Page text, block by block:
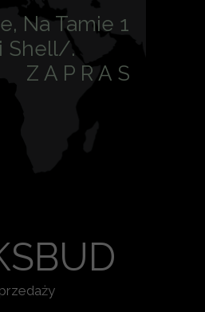
Na Tamie 1
Shell/.
R A S